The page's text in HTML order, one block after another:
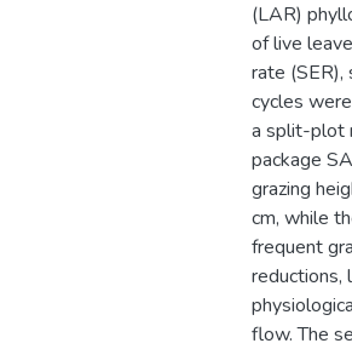
(LAR)
of live
rate (SER),
cycles
a split-plot
package
grazing
cm, while
frequent
reductions,
flow. The